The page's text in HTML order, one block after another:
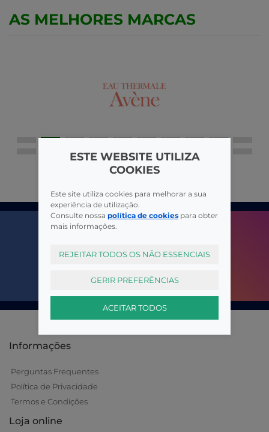
AS MELHORES MARCAS
Informações
Perguntas Frequentes
Política de Privacidade
Termos e Condições
Loja online
ESTE WEBSITE UTILIZA
COOKIES
Este site utiliza cookies para melhorar a sua
experiência de utilização.
Consulte nossa política de cookies para obter
mais informações.
REJEITAR TODOS OS NÃO ESSENCIAIS
GERIR PREFERÊNCIAS
ACEITAR TODOS